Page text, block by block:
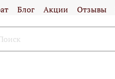
Блог Акции Отзывы